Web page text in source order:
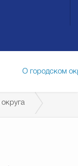
О городском
округа